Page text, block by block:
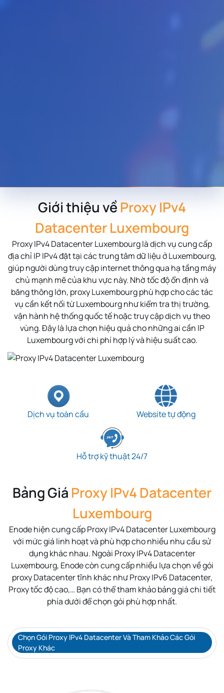
Giới thiệu về Proxy IPv4
Datacenter Luxembourg
Proxy IPv4 DatacenterLuxembourglà dịch vụ cung cấp
địa chỉ IP IPv4 đặt tại các trung tâm dữ liệu ởLuxembourg,
giúp người dùng truy cập internet thông qua hạ tầng máy
chủ mạnh mẽ của khu vực này. Nhờ tốc độ ổn định và
băng thông lớn, proxyLuxembourgphù hợp cho các tác
vụ cần kết nối từLuxembourgnhư kiểm tra thị trường,
vận hành hệ thống quốc tế hoặc truy cập dịch vụ theo
vùng. Đây là lựa chọn hiệu quả cho những ai cần IP
Luxembourgvới chi phí hợp lý và hiệu suất cao.
Dịch vụ toàn cầu Website tự động
Hỗ trợ kỹ thuật 24/7
Bảng Giá Proxy IPv4 Datacenter
Luxembourg
Enode hiện cung cấp Proxy IPv4 DatacenterLuxembourg
với mức giá linh hoạt và phù hợp cho nhiều nhu cầu sử
dụng khác nhau. Ngoài Proxy IPv4 Datacenter
Luxembourg, Enode còn cung cấp nhiều lựa chọn về gói
proxy Datacenter tĩnh khác như Proxy IPv6 Datacenter,
Proxy tốc độ cao,… Bạn có thể tham khảo bảng giá chi tiết
phía dưới để chọn gói phù hợp nhất.
Chọn Gói Proxy IPv4 Datacenter Và Tham Khảo Các Gói
Proxy Khác